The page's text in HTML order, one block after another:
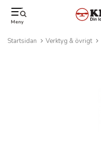
Meny
Startsidan Verktyg & övrigt